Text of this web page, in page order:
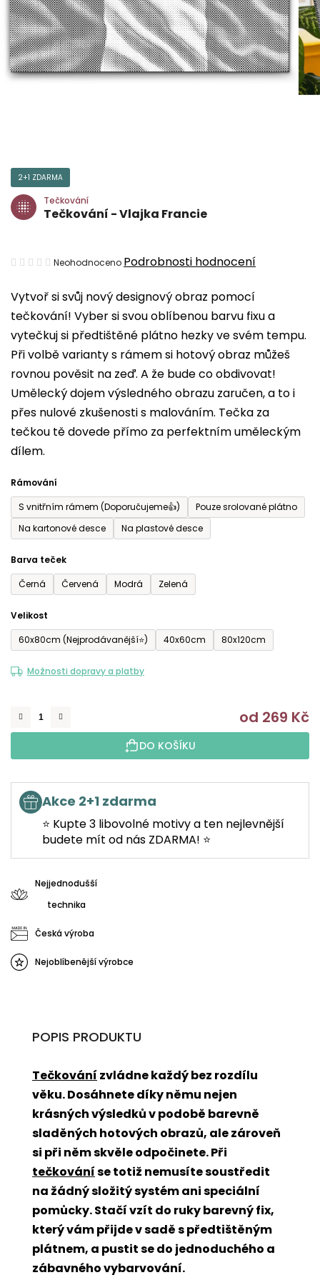
Vytvoř si svůj nový designový obraz pomocí
tečkování! Vyber si svou oblíbenou barvu fixu a
vytečkuj si předtištěné plátno hezky ve svém tempu.
Při volbě varianty s rámem si hotový obraz můžeš
rovnou pověsit na zeď. A že bude co obdivovat!
Umělecký dojem výsledného obrazu zaručen, a to i
přes nulové zkušenosti s malováním. Tečka za
tečkou tě dovede přímo za perfektním uměleckým
dílem.
Rámování
S vnitřním rámem (Doporučujeme👍)
Pouze srolované plátno
Na kartonové desce
Na plastové desce
Barva teček
Černá
Červená Modrá Zelená
Velikost
60x80cm (Nejprodávanější⭐)
40x60cm 80x120cm
Možnosti dopravy a platby
od 269 Kč
DO KOŠÍKU
Akce 2+1 zdarma
⭐ Kupte 3 libovolné motivy a ten nejlevnější
budete mít od nás ZDARMA! ⭐
Nejjednodušší
technika
Česká výroba
Nejoblíbenější výrobce
2+1 ZDARMA
Tečkování
Tečkování - Vlajka Francie
Průměrné
produktu
je
0,0
z
5
hvězdiček.
Neohodnoceno Podrobnosti hodnocení
POPIS PRODUKTU
Tečkování zvládne každý bez rozdílu
věku. Dosáhnete díky němu nejen
krásných výsledků v podobě barevně
sladěných hotových obrazů, ale zároveň
si při něm skvěle odpočinete. Při
tečkováníse totiž nemusíte soustředit
na žádný složitý systém ani speciální
pomůcky. Stačí vzít do ruky barevný fix,
který vám přijde v sadě s předtištěným
plátnem, a pustit se do jednoduchého a
zábavného vybarvování.